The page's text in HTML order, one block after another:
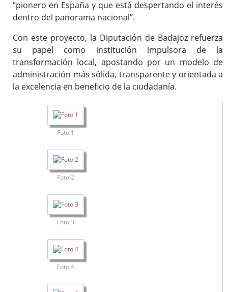
“pionero en España y que está despertando el interés
dentro del panorama nacional”.
Con este proyecto, la Diputación de Badajoz refuerza
su papel como institución impulsora de la
transformación local, apostando por un modelo de
administración más sólida, transparente y orientada a
la excelencia en beneficio de la ciudadanía.
Foto 1
Foto 2
Foto 3
Foto 4